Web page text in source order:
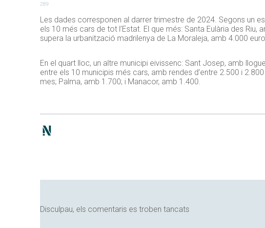
289
Les dades corresponen al darrer trimestre de 2024. Segons un
els 10 més cars de tot l’Estat. El que més: Santa Eulària des
supera la urbanització madrilenya de La Moraleja, amb 4.000
En el quart lloc, un altre municipi eivissenc: Sant Josep, amb
entre els 10 municipis més cars, amb rendes d’entre 2.500 i
mes; Palma, amb 1.700; i Manacor, amb 1.400.
Disculpau, els comentaris es troben tancats